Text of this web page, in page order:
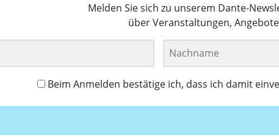
Melden Sie sich zu unserem Dante-
über Veranstaltungen,
Beim Anmelden bestätige ich, dass ich damit